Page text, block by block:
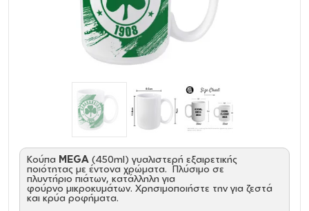
Κούπα MEGA (450ml) γυαλιστερή εξαιρετικής
ποιότητας με έντονα χρώματα. Πλύσιμο σε
πλυντήριο πιάτων, κατάλληλη για
φούρνο μικροκυμάτων. Χρησιμοποιήστε την για ζεστά
και κρύα ροφήματα.